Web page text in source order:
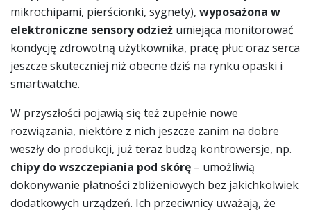
mikrochipami, pierścionki, sygnety), wyposażona w
elektroniczne sensory odzież umiejąca monitorować
kondycję zdrowotną użytkownika, pracę płuc oraz serca
jeszcze skuteczniej niż obecne dziś na rynku opaski i
smartwatche.
W przyszłości pojawią się też zupełnie nowe
rozwiązania, niektóre z nich jeszcze zanim na dobre
weszły do produkcji, już teraz budzą kontrowersje, np.
chipy do wszczepiania pod skórę – umożliwią
dokonywanie płatności zbliżeniowych bez jakichkolwiek
dodatkowych urządzeń. Ich przeciwnicy uważają, że